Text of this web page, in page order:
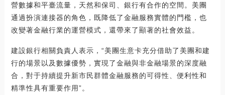
營數據和平臺流量，天然和保司、銀行有合作的空間。美團
通過扮演連接器的角色，既降低了金融服務實體的門檻，也
改變著金融行業的運營模式，還帶來了顯著的社會效益。
建設銀行相關負責人表示，“美團生意卡充分借助了美團和建
行的場景以及數據優勢，實現了金融與非金融場景的深度融
合，對于持續提升新市民群體金融服務的可得性、便利性和
精準性具有重要作用”。